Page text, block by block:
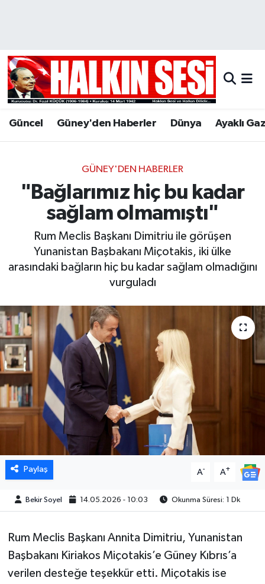
Güncel Güney'den Haberler Dünya Ayaklı
GÜNEY'DEN HABERLER
"Bağlarımız hiç bu kadar
sağlam olmamıştı"
Rum Meclis Başkanı Dimitriu ile görüşen
Yunanistan Başbakanı Miçotakis, iki ülke
arasındaki bağların hiç bu kadar sağlam olmadığını
vurguladı
Paylaş A- A+
Bekir Soyel 14.05.2026 - 10:03 Okunma Süresi: 1 Dk
Rum Meclis Başkanı Annita Dimitriu, Yunanistan
Başbakanı Kiriakos Miçotakis’e Güney Kıbrıs’a
verilen desteğe teşekkür etti. Miçotakis ise
Hava Durumu
Trafik Durumu
Tüm Manşetler
Son Dakika Haberleri
Haber Arşivi